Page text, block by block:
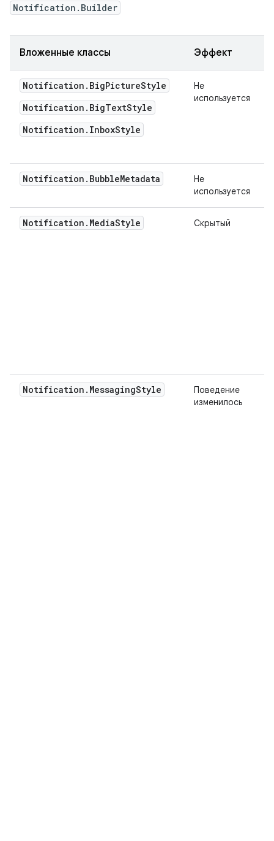
Notification.Builder
Вложенные классы Эффект
Notification.BigPictureStyle
Notification.BigTextStyle
Notification.InboxStyle
Не
используется
Notification . BubbleMetadata
Не
используется
Notification . MediaStyle Скрытый
Notification . MessagingStyle
Поведение
изменилось